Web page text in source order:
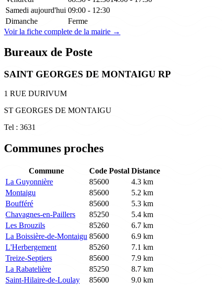
Samedi aujourd'hui 09:00 - 12:30
Dimanche
Ferme
Voir la fiche complete de la mairie →
Bureaux de Poste
SAINT GEORGES DE MONTAIGU RP
1 RUE DURIVUM
ST GEORGES DE MONTAIGU
Tel : 3631
Communes proches
Commune Code Postal Distance
La Guyonnière
85600
4.3 km
Montaigu
85600
5.2 km
Boufféré
85600
5.3 km
Chavagnes-en-Paillers
85250
5.4 km
Les Brouzils
85260
6.7 km
La Boissière-de-Montaigu 85600
6.9 km
L'Herbergement
85260
7.1 km
Treize-Septiers
85600
7.9 km
La Rabatelière
85250
8.7 km
Saint-Hilaire-de-Loulay
85600 9.0 km